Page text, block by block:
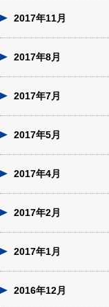
2017年11月
2017年8月
2017年7月
2017年5月
2017年4月
2017年2月
2017年1月
2016年12月